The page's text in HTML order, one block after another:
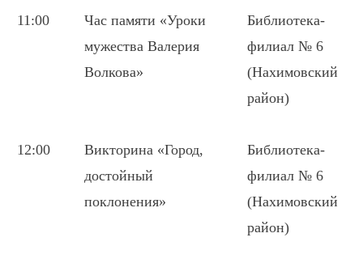
11:00
Час памяти «Уроки
мужества Валерия
Волкова»
Библиотека-
филиал № 6
(Нахимовский
район)
12:00
Викторина «Город,
достойный
поклонения»
Библиотека-
филиал № 6
(Нахимовский
район)